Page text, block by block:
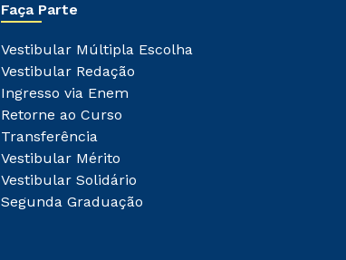
Faça Parte
Vestibular Múltipla Escolha
Vestibular Redação
Ingresso via Enem
Retorne ao Curso
Transferência
Vestibular Mérito
Vestibular Solidário
Segunda Graduação